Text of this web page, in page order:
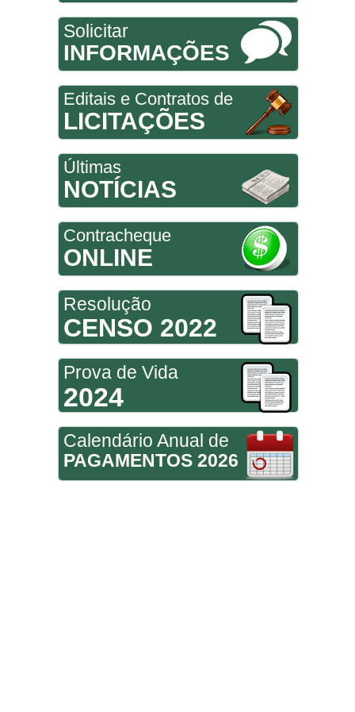
Solicitar
INFORMAÇÕES
Editais e Contratos de
LICITAÇÕES
Últimas
NOTÍCIAS
Contracheque
ONLINE
Resolução
CENSO 2022
Prova de Vida
2024
Calendário Anual de
PAGAMENTOS 2026